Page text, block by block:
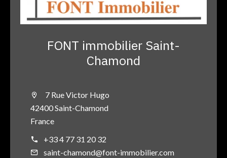
FONT immobilier Saint-
Chamond
7 Rue Victor Hugo
42400 Saint-Chamond
France
+33 4 77 31 20 32
saint-chamond@font-immobilier.com